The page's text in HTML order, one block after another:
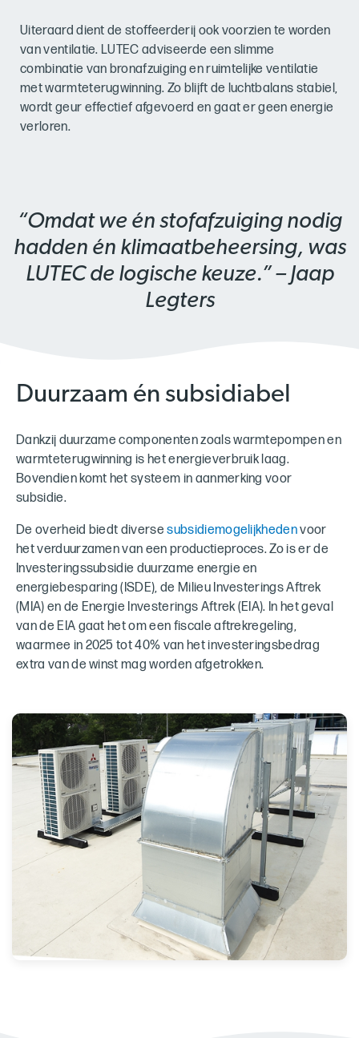
Uiteraard dient de stoffeerderij ook voorzien te worden
van ventilatie. LUTEC adviseerde een slimme
combinatie van bronafzuiging en ruimtelijke ventilatie
met warmteterugwinning. Zo blijft de luchtbalans stabiel,
wordt geur effectief afgevoerd en gaat er geen energie
verloren.
“Omdat we én stofafzuiging nodig
hadden én klimaatbeheersing, was
LUTEC de logische keuze.” – Jaap
Legters
Duurzaam én subsidiabel
Dankzij duurzame componenten zoals warmtepompen en
warmteterugwinning is het energieverbruik laag.
Bovendien komt het systeem in aanmerking voor
subsidie.
De overheid biedt diversesubsidiemogelijkhedenvoor
het verduurzamen van een productieproces. Zo is er de
Investeringssubsidie duurzame energie en
energiebesparing (ISDE), de Milieu Investerings Aftrek
(MIA) en de Energie Investerings Aftrek (EIA). In het geval
van de EIA gaat het om een fiscale aftrekregeling,
waarmee in 2025 tot 40% van het investeringsbedrag
extra van de winst mag worden afgetrokken.